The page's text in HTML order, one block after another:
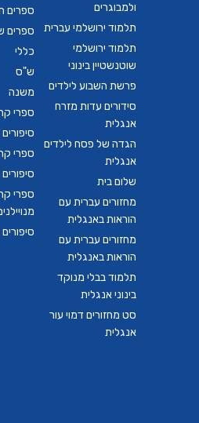
ספרים
ספרים
כללי
ש"ס
משנה
ספרי
סיפורים
ספרי
סיפורים
ספרי
ולמבוגרים
תלמוד ירושלמי עברית
תלמוד ירושלמי
שוטנשטיין בינוני
פרשת השבוע לילדים
סידורים עדות מזרח
אנגלית
הגדה של פסח לילדים
אנגלית
שלום בית
מחזורים עברית עם
הוראות באנגלית
מחזורים עברית עם
הוראות באנגלית
תלמוד בבלי מנוקד
בינוני אנגלית
סט מחזורים דמוי עור
אנגלית